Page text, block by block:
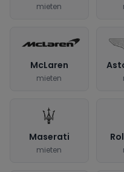
mieten
McLaren
mieten
Maserati
mieten